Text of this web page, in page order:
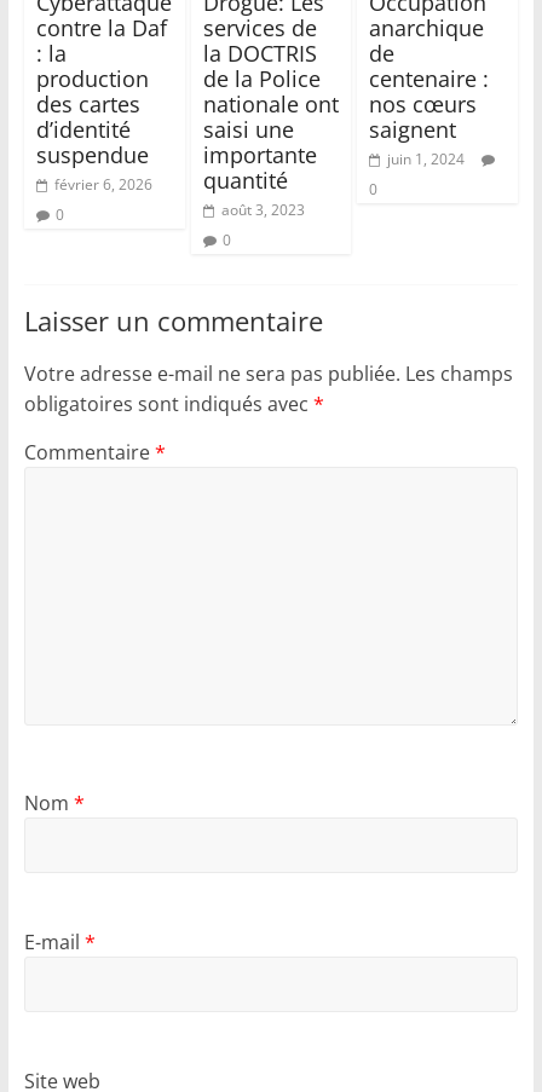
contre la Daf
: la
production
des cartes
d’identité
suspendue
février 6, 2026
0
services de
la DOCTRIS
de la Police
nationale ont
saisi une
importante
quantité
août 3, 2023
0
anarchique
de
centenaire :
nos cœurs
saignent
juin 1, 2024
0
Laisser un commentaire
Votre adresse e-mail ne sera pas publiée. Les champs
obligatoires sont indiqués avec *
Commentaire*
Nom *
E-mail *
Site web